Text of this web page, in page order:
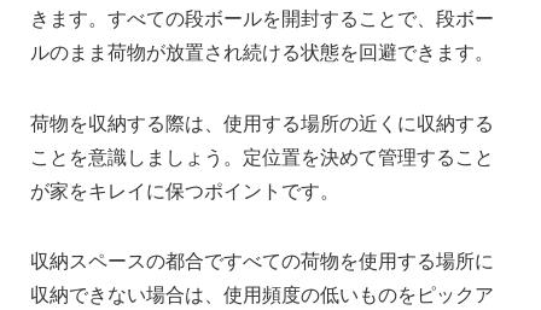
きます。すべての段ボールを開封することで、段ボー
ルのまま荷物が放置され続ける状態を回避できます。
荷物を収納する際は、使用する場所の近くに収納する
ことを意識しましょう。定位置を決めて管理すること
が家をキレイに保つポイントです。
収納スペースの都合ですべての荷物を使用する場所に
収納できない場合は、使用頻度の低いものをピックア